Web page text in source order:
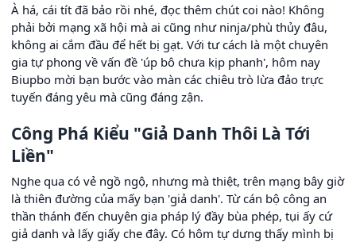
À há, cái tít đã bảo rồi nhé, đọc thêm chút coi nào! Không
phải bởi mạng xã hội mà ai cũng như ninja/phù thủy đâu,
không ai cắm đầu để hết bị gạt. Với tư cách là một chuyên
gia tự phong về vấn đề 'úp bô chưa kịp phanh', hôm nay
Biupbo mời bạn bước vào màn các chiêu trò lừa đảo trực
tuyến đáng yêu mà cũng đáng zận.
Công Phá Kiểu "Giả Danh Thôi Là Tới
Liền"
Nghe qua có vẻ ngồ ngộ, nhưng mà thiệt, trên mạng bây giờ
là thiên đường của mấy bạn 'giả danh'. Từ cán bộ công an
thần thánh đến chuyên gia pháp lý đầy bùa phép, tụi ấy cứ
giả danh và lấy giấy che đây. Có hôm tự dưng thấy mình bị